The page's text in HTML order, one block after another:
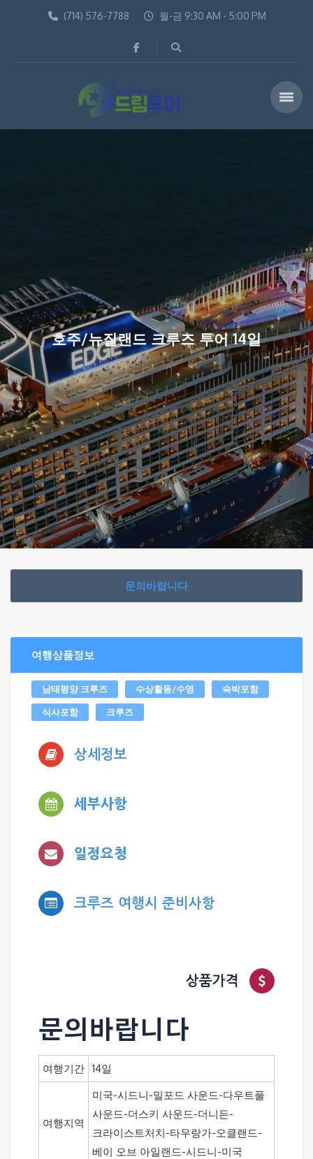
(714) 576-7788 월-금 9:30 AM - 5:00 PM
호주/뉴질랜드 크루즈 투어 14일
문의바랍니다
여행상품정보
남태평양 크루즈 수상활동/수영 숙박포함
식사포함 크루즈
상세정보
세부사항
일정요청
크루즈 여행시 준비사항
상품가격
문의바랍니다
여행기간 14일
여행지역
미국-시드니-밀포드 사운드-다우트풀
사운드-더스키 사운드-더니든-
크라이스트처치-타우랑가-오클랜드-
베이 오브 아일랜드-시드니-미국